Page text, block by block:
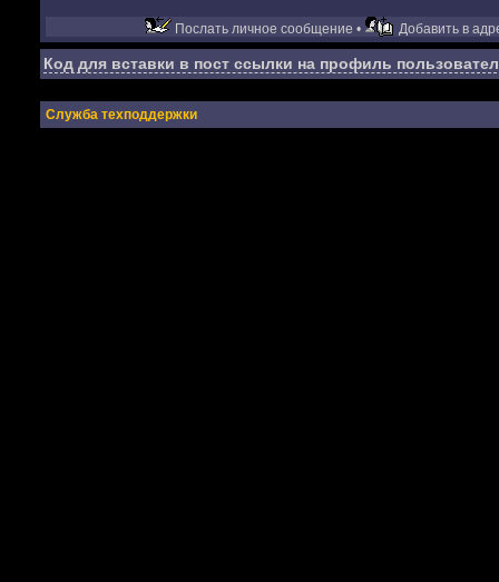
Послать личное сообщение • Добавить в
Код для вставки в пост ссылки на профиль
Служба техподдержки